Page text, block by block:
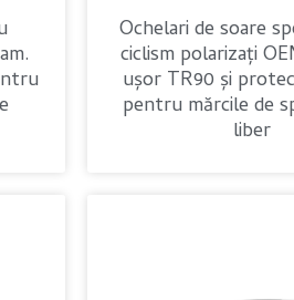
Ochelari de soare
ciclism polarizați
ușor TR90 și
pentru mărcile de
liber